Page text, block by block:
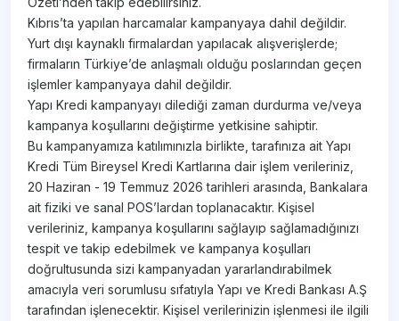
Kıbrıs’ta yapılan harcamalar kampanyaya dahil değildir.
Yurt dışı kaynaklı firmalardan yapılacak alışverişlerde;
firmaların Türkiye’de anlaşmalı olduğu poslarından geçen
işlemler kampanyaya dahil değildir.
Yapı Kredi kampanyayı dilediği zaman durdurma ve/veya
kampanya koşullarını değiştirme yetkisine sahiptir.
Bu kampanyamıza katılımınızla birlikte, tarafınıza ait Yapı
Kredi Tüm Bireysel Kredi Kartlarına dair işlem verileriniz,
20 Haziran - 19 Temmuz 2026 tarihleri arasında, Bankalara
ait fiziki ve sanal POS’lardan toplanacaktır. Kişisel
verileriniz, kampanya koşullarını sağlayıp sağlamadığınızı
tespit ve takip edebilmek ve kampanya koşulları
doğrultusunda sizi kampanyadan yararlandırabilmek
amacıyla veri sorumlusu sıfatıyla Yapı ve Kredi Bankası A.Ş
tarafından işlenecektir. Kişisel verilerinizin işlenmesi ile ilgili